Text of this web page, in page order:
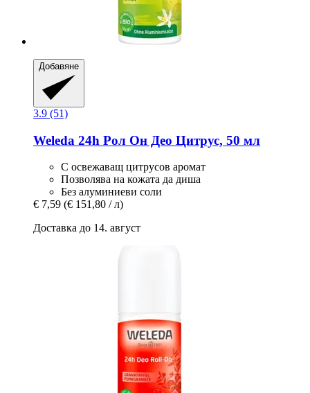
Добавяне
3.9 (51)
Weleda 24h Рол Он Део Цитрус, 50 мл
С освежаващ цитрусов аромат
Позволява на кожата да диша
Без алуминиеви соли
€ 7,59 (€ 151,80 / л)
Доставка до 14. август